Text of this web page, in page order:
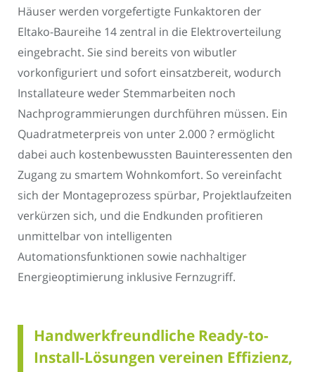
Häuser werden vorgefertigte Funkaktoren der
Eltako-Baureihe 14 zentral in die Elektroverteilung
eingebracht. Sie sind bereits von wibutler
vorkonfiguriert und sofort einsatzbereit, wodurch
Installateure weder Stemmarbeiten noch
Nachprogrammierungen durchführen müssen. Ein
Quadratmeterpreis von unter 2.000 ? ermöglicht
dabei auch kostenbewussten Bauinteressenten den
Zugang zu smartem Wohnkomfort. So vereinfacht
sich der Montageprozess spürbar, Projektlaufzeiten
verkürzen sich, und die Endkunden profitieren
unmittelbar von intelligenten
Automationsfunktionen sowie nachhaltiger
Energieoptimierung inklusive Fernzugriff.
Handwerkfreundliche Ready-to-
Install-Lösungen vereinen Effizienz,